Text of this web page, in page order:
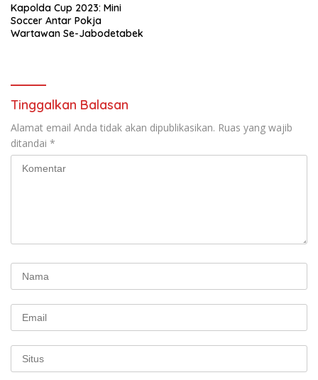
Kapolda Cup 2023: Mini
Soccer Antar Pokja
Wartawan Se-Jabodetabek
Tinggalkan Balasan
Alamat email Anda tidak akan dipublikasikan. Ruas yang wajib
ditandai *